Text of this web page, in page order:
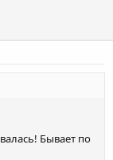
Бывает по